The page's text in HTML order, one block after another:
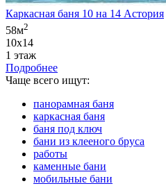
Каркасная баня 10 на 14 Астория
58м2
10х14
1 этаж
Подробнее
Чаще всего ищут:
панорамная баня
каркасная баня
баня под ключ
бани из клееного бруса
работы
каменные бани
мобильные бани